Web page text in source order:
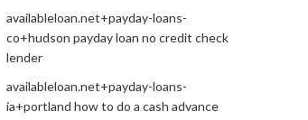
availableloan.net+payday-loans-
co+hudson payday loan no credit check
lender
availableloan.net+payday-loans-
ia+portland how to do a cash advance